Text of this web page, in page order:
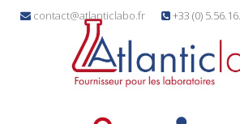
contact@atlanticlabo.fr +33 (0)